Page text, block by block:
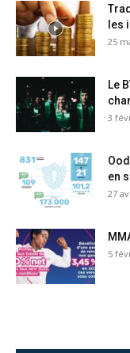
les
25
Le
3
en
27
5